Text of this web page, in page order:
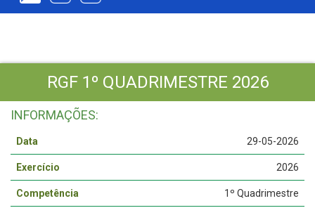
RGF 1º QUADRIMESTRE 2026
INFORMAÇÕES:
Data 29-05-2026
Exercício 2026
Competência 1º Quadrimestre